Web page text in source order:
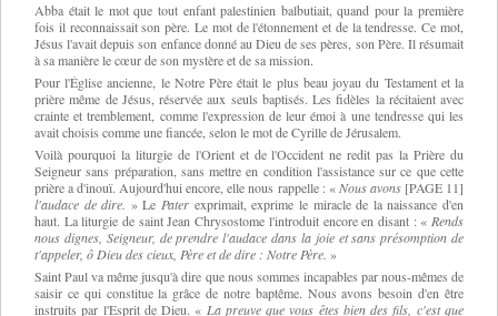
Abba était le mot que tout enfant palestinien balbutiait, quand pour la première
fois il reconnaissait son père. Le mot de l'étonnement et de la tendresse. Ce mot,
Jésus l'avait depuis son enfance donné au Dieu de ses pères, son Père. Il résumait
à sa manière le cœur de son mystère et de sa mission.
Pour l'Église ancienne, le Notre Père était le plus beau joyau du Testament et la
prière même de Jésus, réservée aux seuls baptisés. Les fidèles la récitaient avec
crainte et tremblement, comme l'expression de leur émoi à une tendresse qui les
avait choisis comme une fiancée, selon le mot de Cyrille de Jérusalem.
Voilà pourquoi la liturgie de l'Orient et de l'Occident ne redit pas la Prière du
Seigneur sans préparation, sans mettre en condition l'assistance sur ce que cette
prière a d'inouï. Aujourd'hui encore, elle nous rappelle : «Nousavons [PAGE 11]
l'audace de dire. »Le Pater exprimait, exprime le miracle de la naissance d'en
haut. La liturgie de saint Jean Chrysostome l'introduit encore en disant : « Rends
nous dignes, Seigneur, de prendre l'audace dans la joie et sans présomption de
t'appeler, ô Dieu des cieux, Père et de dire : Notre Père. »
Saint Paul va même jusqu'à dire que nous sommes incapables par nous-mêmes de
saisir ce qui constitue la grâce de notre baptême. Nous avons besoin d'en être
instruits par l'Esprit de Dieu. « La preuve que vous êtes bien des fils, c'est que